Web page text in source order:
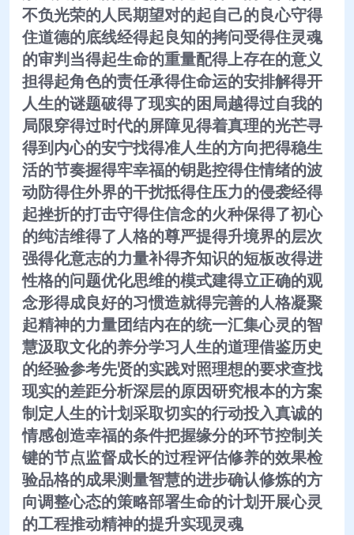
不负光荣的人民期望对的起自己的良心守得
住道德的底线经得起良知的拷问受得住灵魂
的审判当得起生命的重量配得上存在的意义
担得起角色的责任承得住命运的安排解得开
人生的谜题破得了现实的困局越得过自我的
局限穿得过时代的屏障见得着真理的光芒寻
得到内心的安宁找得准人生的方向把得稳生
活的节奏握得牢幸福的钥匙控得住情绪的波
动防得住外界的干扰抵得住压力的侵袭经得
起挫折的打击守得住信念的火种保得了初心
的纯洁维得了人格的尊严提得升境界的层次
强得化意志的力量补得齐知识的短板改得进
性格的问题优化思维的模式建得立正确的观
念形得成良好的习惯造就得完善的人格凝聚
起精神的力量团结内在的统一汇集心灵的智
慧汲取文化的养分学习人生的道理借鉴历史
的经验参考先贤的实践对照理想的要求查找
现实的差距分析深层的原因研究根本的方案
制定人生的计划采取切实的行动投入真诚的
情感创造幸福的条件把握缘分的环节控制关
键的节点监督成长的过程评估修养的效果检
验品格的成果测量智慧的进步确认修炼的方
向调整心态的策略部署生命的计划开展心灵
的工程推动精神的提升实现灵魂